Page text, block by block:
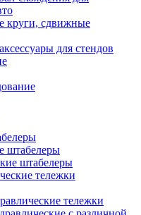
круги, сдвижные
для стендов
штабелеры
штабелеры
тележки
тележки